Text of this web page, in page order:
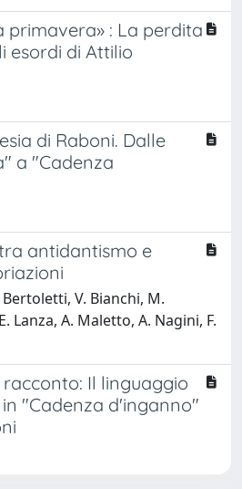
primavera» : La perdita
esordi di Attilio
di Raboni. Dalle
a "Cadenza
antidantismo e
V. Bianchi, M.
Lanza, A. Maletto, A. Nagini, F.
Il linguaggio
"Cadenza d'inganno"